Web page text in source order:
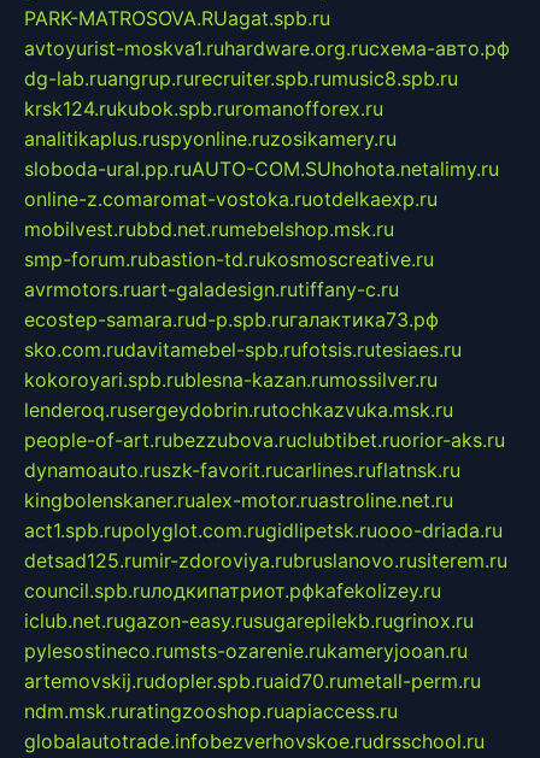
PARK-MATROSOVA.RUagat.spb.ru
avtoyurist-moskva1.ruhardware.org.ruсхема-авто.рф
dg-lab.ruangrup.rurecruiter.spb.rumusic8.spb.ru
krsk124.rukubok.spb.ruromanofforex.ru
analitikaplus.ruspyonline.ruzosikamery.ru
sloboda-ural.pp.ruAUTO-COM.SUhohota.netalimy.ru
online-z.comaromat-vostoka.ruotdelkaexp.ru
mobilvest.rubbd.net.rumebelshop.msk.ru
smp-forum.rubastion-td.rukosmoscreative.ru
avrmotors.ruart-galadesign.rutiffany-c.ru
ecostep-samara.rud-p.spb.ruгалактика73.рф
sko.com.rudavitamebel-spb.rufotsis.rutesiaes.ru
kokoroyari.spb.rublesna-kazan.rumossilver.ru
lenderoq.rusergeydobrin.rutochkazvuka.msk.ru
people-of-art.rubezzubova.ruclubtibet.ruorior-aks.ru
dynamoauto.ruszk-favorit.rucarlines.ruflatnsk.ru
kingbolenskaner.rualex-motor.ruastroline.net.ru
act1.spb.rupolyglot.com.rugidlipetsk.ruooo-driada.ru
detsad125.rumir-zdoroviya.rubruslanovo.rusiterem.ru
council.spb.ruлодкипатриот.рфkafekolizey.ru
iclub.net.rugazon-easy.rusugarepilekb.rugrinox.ru
pylesostineco.rumsts-ozarenie.rukameryjooan.ru
artemovskij.rudopler.spb.ruaid70.rumetall-perm.ru
ndm.msk.ruratingzooshop.ruapiaccess.ru
globalautotrade.infobezverhovskoe.rudrsschool.ru